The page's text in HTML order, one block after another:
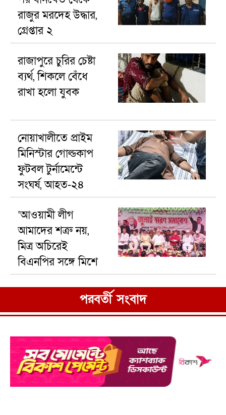
রাজুর মরদেহ উদ্ধার,
গ্রেপ্তার ২
রাজাপুরে চুরির চেষ্টা
ব্যর্থ, শিকলে বেঁধে
রাখা হলো যুবক
নোয়াখালীতে প্রাইম
মিনিস্টার গোল্ডকাপ
ফুটবল টুর্নামেন্টে
সংঘর্ষ, আহত-২৪
‘আওয়ামী লীগ
আমাদের শত্রু নয়,
মিত্র অচিরেই
বিএনপির সঙ্গে মিশে
যাবে’—দিরাইয়ে এমপি
পরবর্তী সংবাদ